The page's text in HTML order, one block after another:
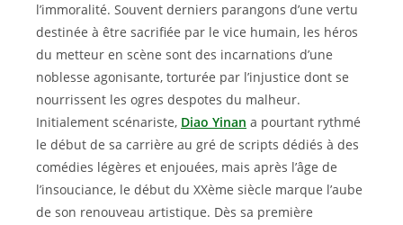
l’immoralité. Souvent derniers parangons d’une vertu
destinée à être sacrifiée par le vice humain, les héros
du metteur en scène sont des incarnations d’une
noblesse agonisante, torturée par l’injustice dont se
nourrissent les ogres despotes du malheur.
Initialement scénariste, Diao Yinan a pourtant rythmé
le début de sa carrière au gré de scripts dédiés à des
comédies légères et enjouées, mais après l’âge de
l’insouciance, le début du XXème siècle marque l’aube
de son renouveau artistique. Dès sa première